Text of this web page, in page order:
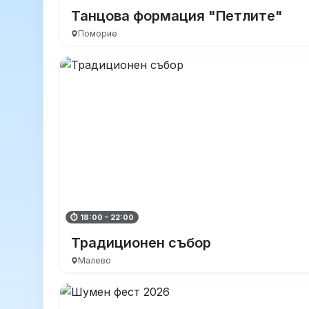
Танцова формация "Петлите"
Поморие
⏱ 18:00 – 22:00
Традиционен събор
Малево